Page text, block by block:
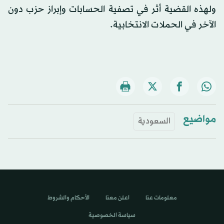
ولهذه القضية أثر في تصفية الحسابات وإبراز حزب دون
الآخر في الحملات الانتخابية.
مواضيع السعودية
معلومات عنا اعلن معنا الأحكام والشروط
سياسة الخصوصية